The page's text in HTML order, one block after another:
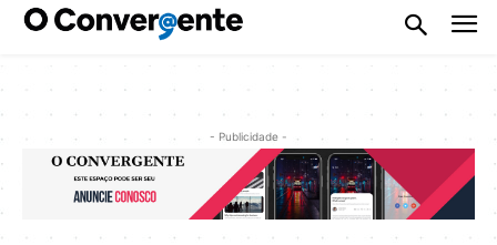
- Publicidade -